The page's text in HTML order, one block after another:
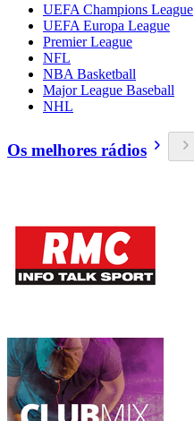
UEFA Champions League
UEFA Europa League
Premier League
NFL
NBA Basketball
Major League Baseball
NHL
Os melhores rádios